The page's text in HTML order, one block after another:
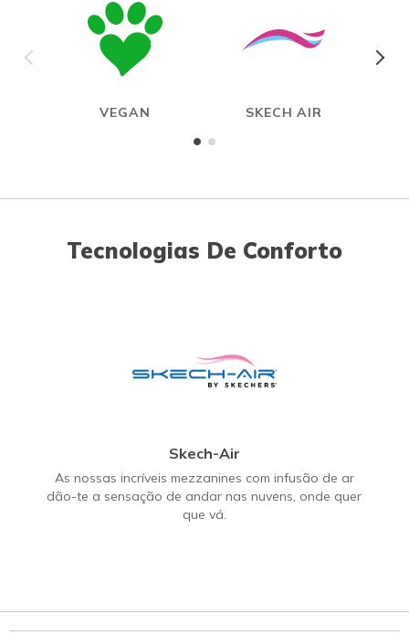
VEGAN SKECH AIR
Tecnologias De Conforto
Skech-Air
As nossas incríveis mezzanines com infusão de ar
dão-te a sensação de andar nas nuvens, onde quer
que vá.